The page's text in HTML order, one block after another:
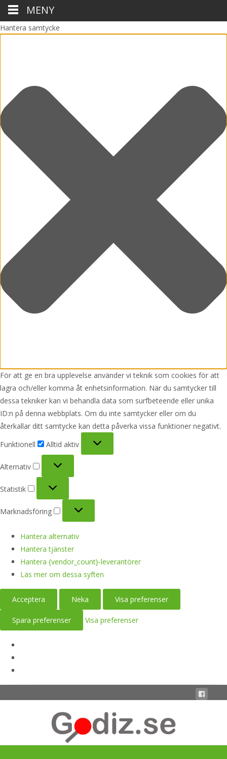
Hantera samtycke
För att ge en bra upplevelse använder vi teknik som cookies för att
lagra och/eller komma åt enhetsinformation. När du samtycker till
dessa tekniker kan vi behandla data som surfbeteende eller unika
ID:n på denna webbplats. Om du inte samtycker eller om du
återkallar ditt samtycke kan detta påverka vissa funktioner negativt.
Funktionell
Alltid aktiv
Alternativ
Statistik
Marknadsföring
Hantera alternativ
Hantera tjänster
Hantera {vendor_count}-leverantörer
Läs mer om dessa syften
Acceptera Neka Visa preferenser
Spara preferenser Visa preferenser
MENY